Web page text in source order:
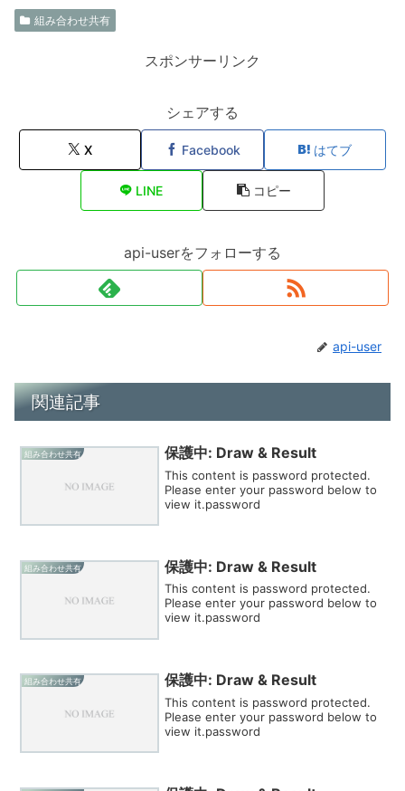
組み合わせ共有
スポンサーリンク
シェアする
X Facebook はてブ
LINE コピー
api-userをフォローする
api-user
関連記事
組み合わせ共有 保護中: Draw & Result
This content is password protected.
Please enter your password below to
view it.password
組み合わせ共有 保護中: Draw & Result
This content is password protected.
Please enter your password below to
view it.password
組み合わせ共有 保護中: Draw & Result
This content is password protected.
Please enter your password below to
view it.password